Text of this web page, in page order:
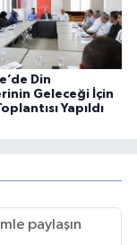
Din
Geleceği İçin
Yapıldı